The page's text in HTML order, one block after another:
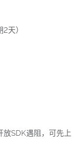
天）
放SDK遇阻，可先上